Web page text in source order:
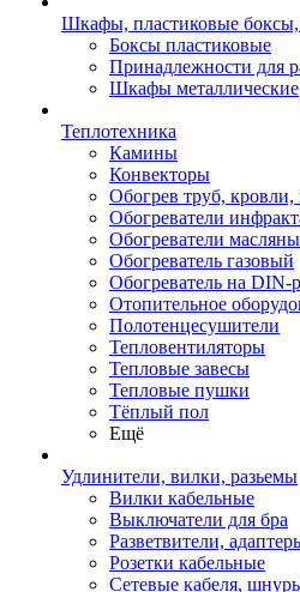
Шкафы, пластиковые боксы,
Боксы пластиковые
Принадлежности для
Шкафы металлические
Теплотехника
Камины
Конвекторы
Обогрев труб, кровли,
Обогреватели
Обогреватели
Обогреватель газовый
Обогреватель на
Отопительное
Полотенцесушители
Тепловентиляторы
Тепловые завесы
Тепловые пушки
Тёплый пол
Ещё
Удлинители, вилки, разьемы
Вилки кабельные
Выключатели для бра
Разветвители,
Розетки кабельные
Сетевые кабеля,